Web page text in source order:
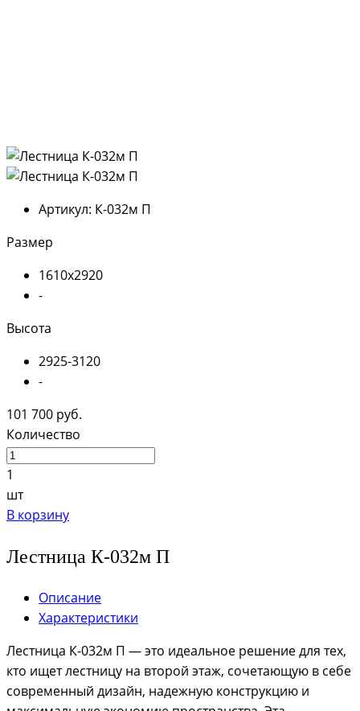
Артикул: К-032м П
Размер
1610х2920
-
Высота
2925-3120
-
101 700 руб.
Количество
1
шт
В корзину
Лестница К-032м П
Описание
Характеристики
Лестница К-032м П — это идеальное решение для тех,
кто ищет лестницу на второй этаж, сочетающую в себе
современный дизайн, надежную конструкцию и